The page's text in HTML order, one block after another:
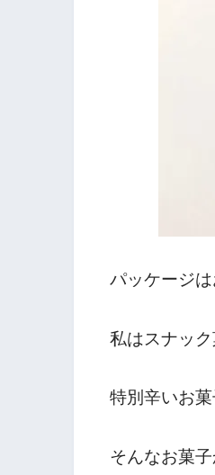
パッケージ
私はスナッ
特別辛いお
そんなお菓